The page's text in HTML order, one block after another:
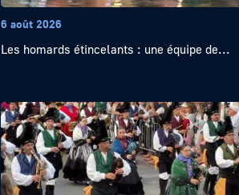
6 août 2026
Les homards étincelants : une équipe de...